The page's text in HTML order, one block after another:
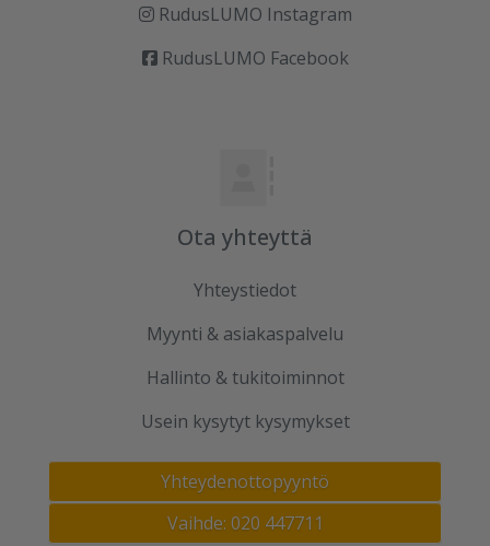
RudusLUMO Instagram
RudusLUMO Facebook
Ota yhteyttä
Yhteystiedot
Myynti & asiakaspalvelu
Hallinto & tukitoiminnot
Usein kysytyt kysymykset
Yhteydenottopyyntö
Vaihde: 020 447711